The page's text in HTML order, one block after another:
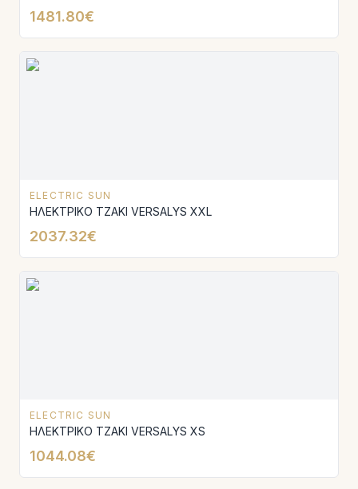
1481.80€
ELECTRIC SUN
ΗΛΕΚΤΡΙΚΟ ΤΖΑΚΙ VERSALYS XXL
2037.32€
ELECTRIC SUN
ΗΛΕΚΤΡΙΚΟ ΤΖΑΚΙ VERSALYS XS
1044.08€